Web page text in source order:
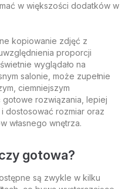
w większości dodatków w
kopiowanie zdjęć z
proporcji
wyglądało na
salonie, może zupełnie
ciemniejszym
gotowe rozwiązania, lepiej
dostosować rozmiar oraz
własnego wnętrza.
gotowa?
są zwykle w kilku